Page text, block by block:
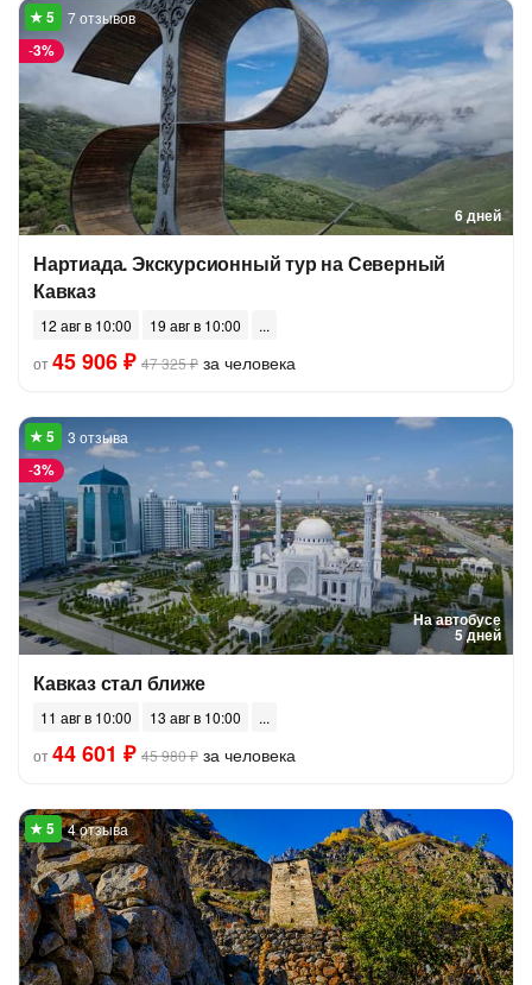
6 дней
-3%
7 отзывов
Нартиада. Экскурсионный тур на Северный
Кавказ
12 авг в 10:00
19 авг в 10:00
от45 906 ₽ 47 325 ₽ за человека
На автобусе
5 дней
-3%
3 отзыва
Кавказ стал ближе
11 авг в 10:00
13 авг в 10:00
от44 601 ₽ 45 980 ₽ за человека
4 отзыва